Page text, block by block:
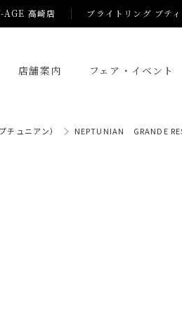
AGE 高崎店 ブライトリング ブテ
店舗案内 フェア・イベント
チュニアン） NEPTUNIAN GRANDE